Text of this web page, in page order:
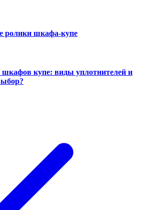
ролики шкафа-купе
купе: виды уплотнителей и